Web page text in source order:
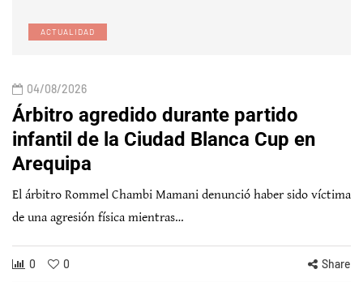
ACTUALIDAD
04/08/2026
Árbitro agredido durante partido
infantil de la Ciudad Blanca Cup en
Arequipa
El árbitro Rommel Chambi Mamani denunció haber sido víctima
de una agresión física mientras…
0 0 Share